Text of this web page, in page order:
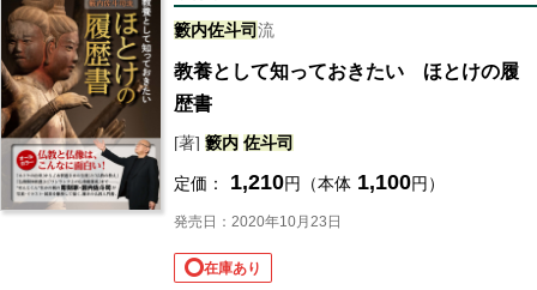
籔内佐斗司流
教養として知っておきたい ほとけの履
歴書
[著] 籔内 佐斗司
定価： 1,210円（本体 1,100円）
発売日：2020年10月23日
在庫あり